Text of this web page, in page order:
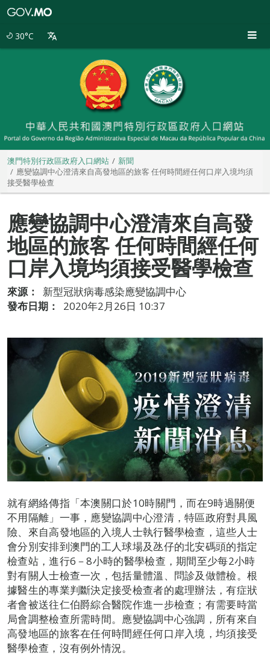
30°C
澳門特別行政區政府入口網站
新聞
應變協調中心澄清來自高發地區的旅客 任何時間經任何口岸入境均須
接受醫學檢查
應變協調中心澄清來自高發
地區的旅客 任何時間經任何
口岸入境均須接受醫學檢查
來源：
新型冠狀病毒感染應變協調中心
發布日期：
2020年2月26日 10:37
就有網絡傳指「本澳關口於10時關門，而在9時過關便
不用隔離」一事，應變協調中心澄清，特區政府對具風
險、來自高發地區的入境人士執行醫學檢查，這些人士
會分別安排到澳門的工人球場及氹仔的北安碼頭的指定
檢查站，進行6－8小時的醫學檢查，期間至少每2小時
對有關人士檢查一次，包括量體溫、問診及做體檢。根
據醫生的專業判斷決定接受檢查者的處理辦法，有症狀
者會被送往仁伯爵綜合醫院作進一步檢查；有需要時當
局會調整檢查所需時間。應變協調中心強調，所有來自
高發地區的旅客在任何時間經任何口岸入境，均須接受
醫學檢查，沒有例外情況。